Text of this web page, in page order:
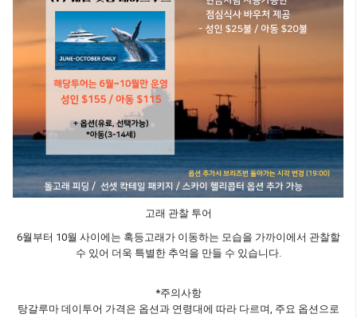
고래 관찰 투어
6월부터 10월 사이에는 혹등고래가 이동하는 모습을 가까이에서 관찰할
수 있어 더욱 특별한 추억을 만들 수 있습니다.
*주의사항
탕갈루마 데이투어 가격은 옵션과 연령대에 따라 다르며, 주요 옵션으로